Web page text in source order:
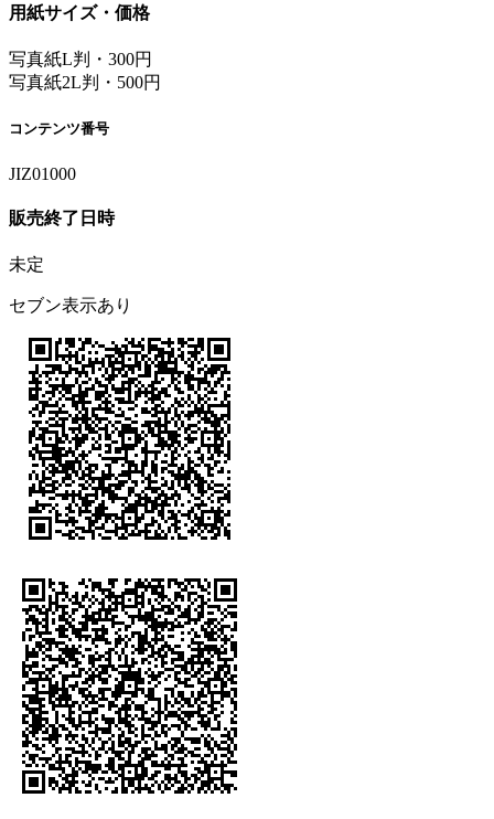
用紙サイズ・価格
写真紙L判・300円
写真紙2L判・500円
コンテンツ番号
JIZ01000
販売終了日時
未定
セブン表示あり